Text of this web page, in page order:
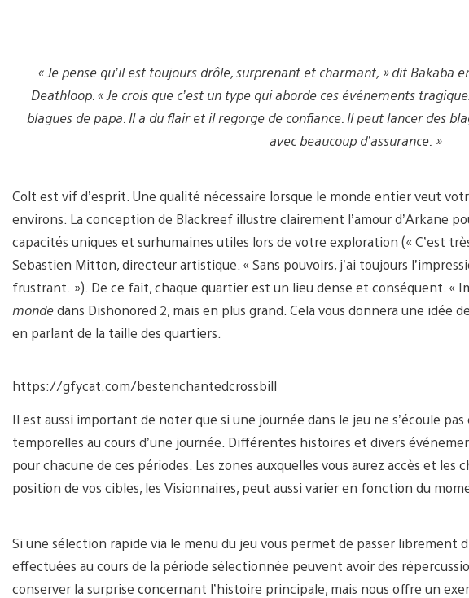
« Je pense qu’il est toujours drôle, surprenant et charmant, » dit Bakaba
Deathloop. « Je crois que c’est un type qui aborde ces événements
blagues de papa. Il a du flair et il regorge de confiance. Il peut lancer des
avec beaucoup d’assurance. »
Colt est vif d’esprit. Une qualité nécessaire lorsque le monde entier veut
environs. La conception de Blackreef illustre clairement l’amour d’Arkane
capacités uniques et surhumaines utiles lors de votre exploration (« C’est
Sebastien Mitton, directeur artistique. « Sans pouvoirs, j’ai toujours
frustrant. »). De ce fait, chaque quartier est un lieu dense et conséquent. «
mondedans Dishonored 2, mais en plus grand. Cela vous donnera une idée
en parlant de la taille des quartiers.
https://gfycat.com/bestenchantedcrossbill
Il est aussi important de noter que si une journée dans le jeu ne s’écoule
temporelles au cours d’une journée. Différentes histoires et divers
pour chacune de ces périodes. Les zones auxquelles vous aurez accès et les
position de vos cibles, les Visionnaires, peut aussi varier en fonction du
Si une sélection rapide via le menu du jeu vous permet de passer librement
effectuées au cours de la période sélectionnée peuvent avoir des
conserver la surprise concernant l’histoire principale, mais nous offre un